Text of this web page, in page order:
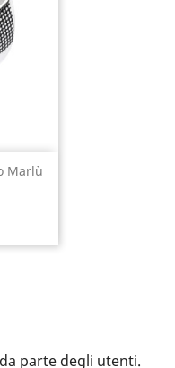
Marlù
parte degli utenti.
products in your